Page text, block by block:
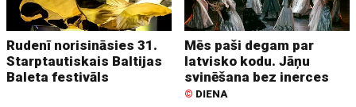
Rudenī norisināsies 31.
Starptautiskais Baltijas
Baleta festivāls
Mēs paši degam par
latvisko kodu. Jāņu
svinēšana bez inerces
© DIENA